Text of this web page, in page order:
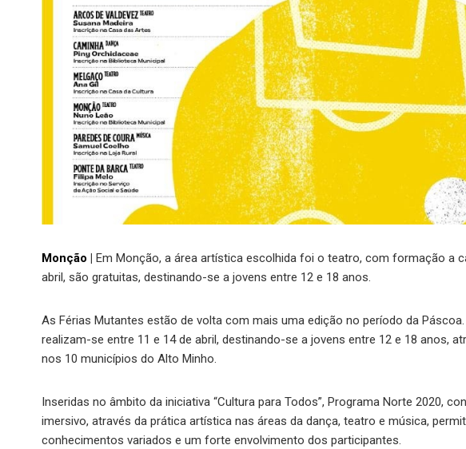
Monção
Em Monção, a área artística escolhida foi o teatro, com formação a
abril, são gratuitas, destinando-se a jovens entre 12 e 18 anos.
As Férias Mutantes estão de volta com mais uma edição no período da Páscoa.
realizam-se entre 11 e 14 de abril, destinando-se a jovens entre 12 e 18 anos,
nos 10 municípios do Alto Minho.
Inseridas no âmbito da iniciativa “Cultura para Todos”, Programa Norte 2020,
imersivo, através da prática artística nas áreas da dança, teatro e música,
conhecimentos variados e um forte envolvimento dos participantes.